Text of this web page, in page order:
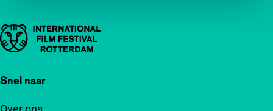
Belangrijke links
Snel naar